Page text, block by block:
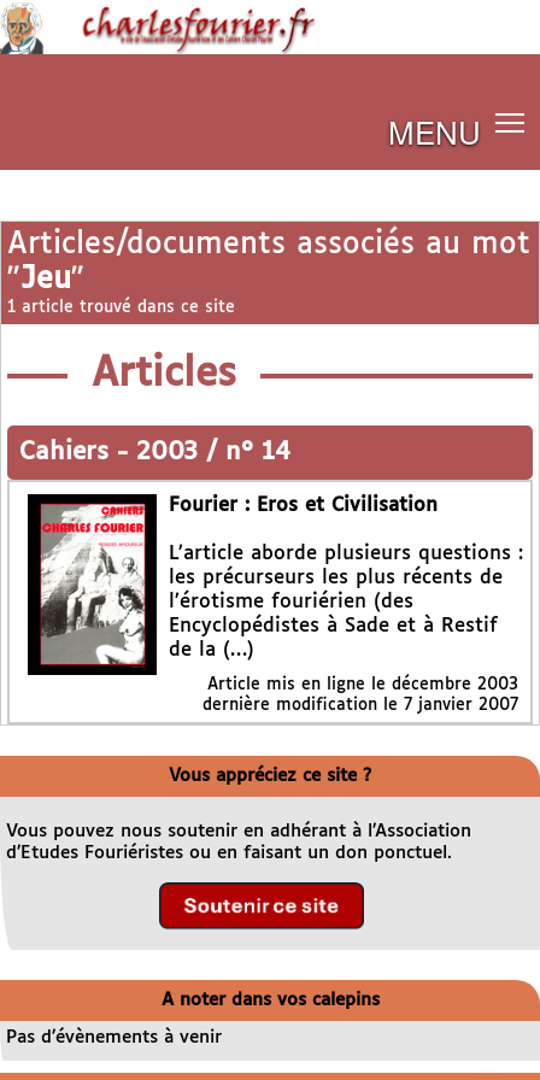
MENU
Articles/documents associés au mot
"Jeu"
1 article trouvé dans ce site
Articles
Cahiers - 2003 / n° 14
Fourier : Eros et Civilisation
L’article aborde plusieurs questions :
les précurseurs les plus récents de
l’érotisme fouriérien (des
Encyclopédistes à Sade et à Restif
de la (…)
Article mis en ligne le décembre 2003
dernière modification le 7 janvier 2007
Vous appréciez ce site ?
Vous pouvez nous soutenir en adhérant à l’Association
d’Etudes Fouriéristes ou en faisant un don ponctuel.
A noter dans vos calepins
Pas d’évènements à venir